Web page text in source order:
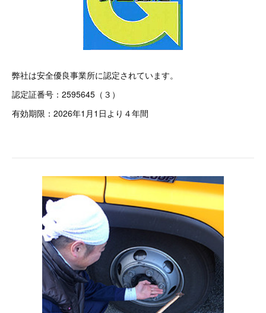
弊社は安全優良事業所に認定されています。
認定証番号：2595645（３）
有効期限：2026年1月1日より４年間